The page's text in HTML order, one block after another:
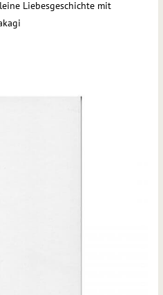
Liebesgeschichte mit